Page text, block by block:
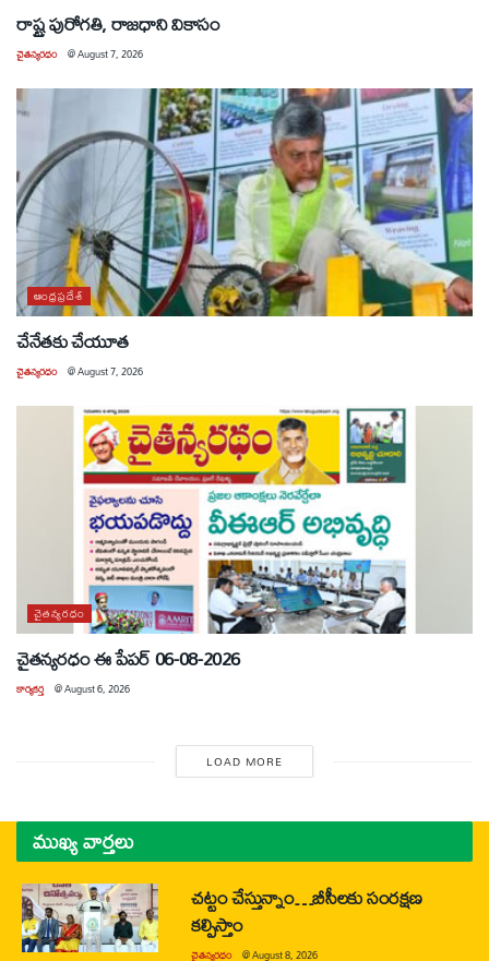
రాష్ట్ర పురోగతి, రాజధాని వికాసం
చైతన్యరధం @August 7, 2026
ఆంధ్రప్రదేశ్
చేనేతకు చేయూత
చైతన్యరధం @August 7, 2026
చైతన్యరధం
చైతన్యరధం ఈ పేపర్ 06-08-2026
కార్యకర్త @August 6, 2026
LOAD MORE
ముఖ్య వార్తలు
చట్టం చేస్తున్నాం…బీసీలకు సంరక్షణ
కల్పిస్తాం
చైతన్యరధం @August 8, 2026